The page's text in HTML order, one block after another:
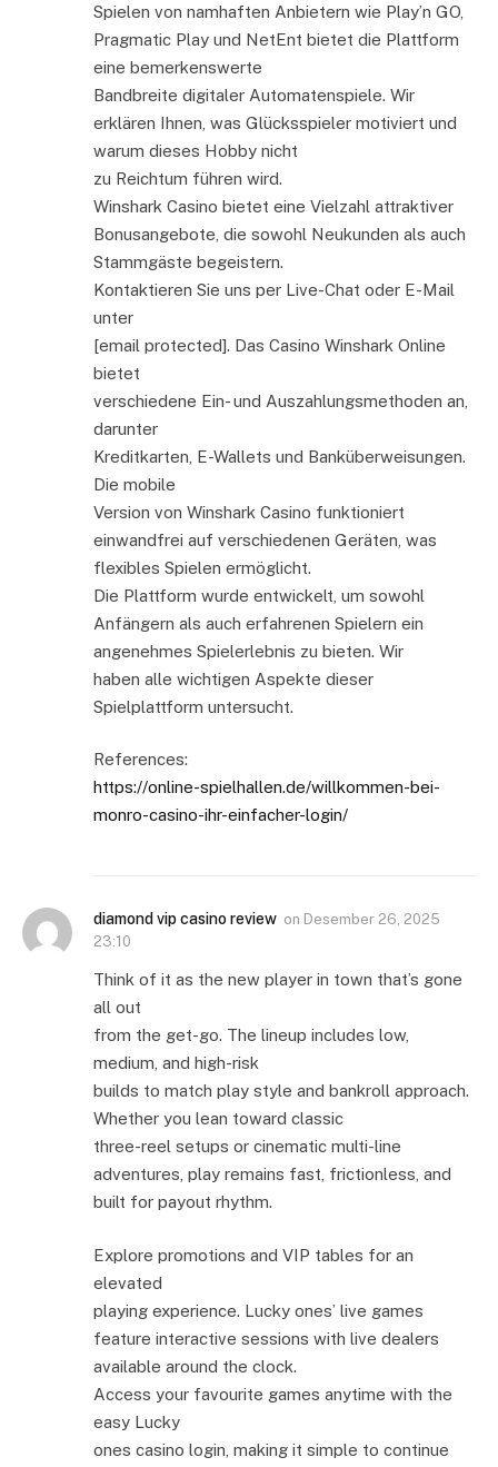
Spielen von namhaften Anbietern wie Play’n GO,
Pragmatic Play und NetEnt bietet die Plattform
eine bemerkenswerte
Bandbreite digitaler Automatenspiele. Wir
erklären Ihnen, was Glücksspieler motiviert und
warum dieses Hobby nicht
zu Reichtum führen wird.
Winshark Casino bietet eine Vielzahl attraktiver
Bonusangebote, die sowohl Neukunden als auch
Stammgäste begeistern.
Kontaktieren Sie uns per Live-Chat oder E-Mail
unter
[email protected]. Das Casino Winshark Online
bietet
verschiedene Ein- und Auszahlungsmethoden an,
darunter
Kreditkarten, E-Wallets und Banküberweisungen.
Die mobile
Version von Winshark Casino funktioniert
einwandfrei auf verschiedenen Geräten, was
flexibles Spielen ermöglicht.
Die Plattform wurde entwickelt, um sowohl
Anfängern als auch erfahrenen Spielern ein
angenehmes Spielerlebnis zu bieten. Wir
haben alle wichtigen Aspekte dieser
Spielplattform untersucht.
References:
https://online-spielhallen.de/willkommen-bei-
monro-casino-ihr-einfacher-login/
diamond vip casino review on Desember 26, 2025
23:10
Think of it as the new player in town that’s gone
all out
from the get-go. The lineup includes low,
medium, and high-risk
builds to match play style and bankroll approach.
Whether you lean toward classic
three-reel setups or cinematic multi-line
adventures, play remains fast, frictionless, and
built for payout rhythm.
Explore promotions and VIP tables for an
elevated
playing experience. Lucky ones’ live games
feature interactive sessions with live dealers
available around the clock.
Access your favourite games anytime with the
easy Lucky
ones casino login, making it simple to continue